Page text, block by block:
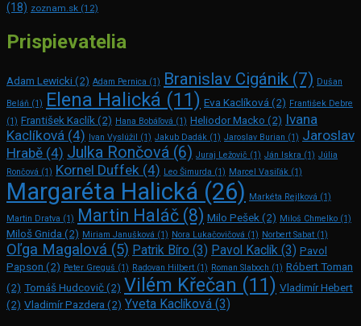
(18) zoznam.sk (12)
Prispievatelia
Adam Lewicki(2) Adam Pernica (1) Branislav Cigánik (7) Dušan
Beláň (1) Elena Halická (11) Eva Kaclíková (2) František Debre
(1) František Kaclík (2) Hana Bobáľová (1) Heliodor Macko (2) Ivana
Kaclíková (4) Ivan Vyslúžil (1) Jakub Dadák (1) Jaroslav Burian (1) Jaroslav
Hrabě (4) Julka Rončová (6) Juraj Ležovič (1) Ján Iskra (1) Júlia
Rončová (1) Kornel Duffek (4) Leo Šimurda (1) Marcel Vasiľák (1)
Margaréta Halická (26) Markéta Rejlková (1)
Martin Dratva (1) Martin Haláč (8) Milo Pešek (2) Miloš Chmelko (1)
Miloš Gnida (2) Miriam Janušková (1) Nora Lukačovičová (1) Norbert Sabat (1)
Oľga Magalová (5) Patrik Bíro (3) Pavol Kaclík (3) Pavol
Papson (2) Peter Greguš (1) Radovan Hilbert (1) Roman Slaboch (1) Róbert Toman
(2) Tomáš Hudcovič(2) Vilém Křečan (11) Vladimír Hebert
(2) Vladimír Pazdera (2) Yveta Kaclíková (3)